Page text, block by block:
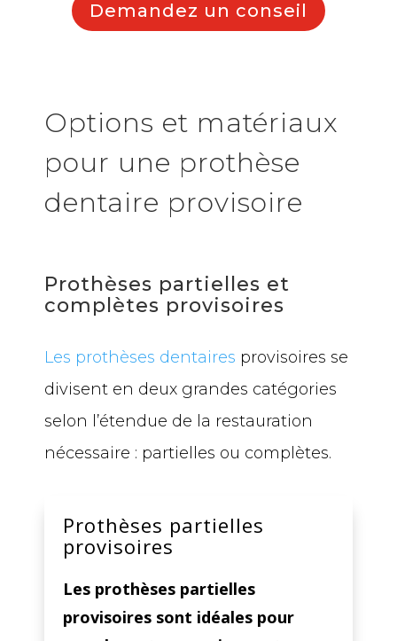
Demandez un conseil
Options et matériaux
pour une prothèse
dentaire provisoire
Prothèses partielles et
complètes provisoires
Les prothèses dentaires provisoires se
divisent en deux grandes catégories
selon l’étendue de la restauration
nécessaire : partielles ou complètes.
Prothèses partielles
provisoires
Les prothèses partielles
provisoires sont idéales pour